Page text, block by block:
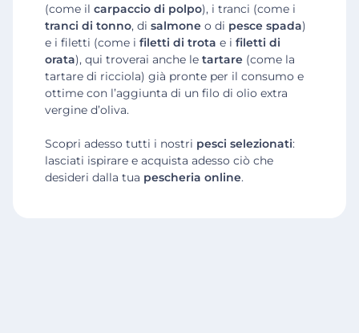
(come il carpaccio di polpo), i tranci (come i
tranci di tonno, di salmone o di pesce spada)
e i filetti (come i filetti di trota e i filetti di
orata), qui troverai anche le tartare (come la
tartare di ricciola) già pronte per il consumo e
ottime con l’aggiunta di un filo di olio extra
vergine d’oliva.
Scopri adesso tutti i nostri pesci selezionati:
lasciati ispirare e acquista adesso ciò che
desideri dalla tua pescheria online.